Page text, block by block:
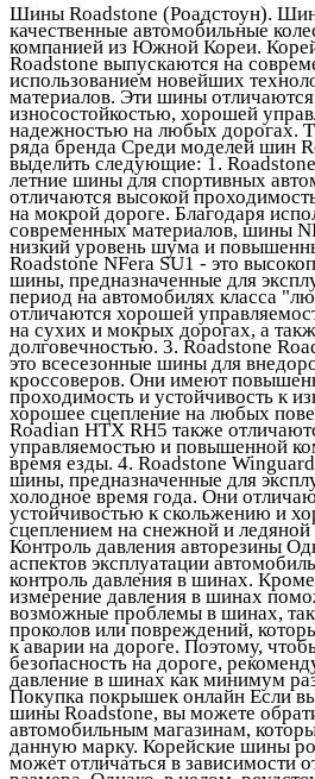
Шины Roadstone (Роадстоун).
качественные автомобильные
компанией из Южной Кореи.
Roadstone выпускаются на
использованием новейших
материалов. Эти шины
износостойкостью, хорошей
надежностью на любых дорогах.
ряда бренда Среди моделей шин
выделить следующие: 1.
летние шины для спортивных
отличаются высокой
на мокрой дороге. Благодаря
современных материалов, шины
низкий уровень шума и
Roadstone NFera SU1 - это
шины, предназначенные для
период на автомобилях класса
отличаются хорошей
на сухих и мокрых дорогах, а
долговечностью. 3. Roadstone
это всесезонные шины для
кроссоверов. Они имеют
проходимость и устойчивость к
хорошее сцепление на любых
Roadian HTX RH5 также
управляемостью и повышенной
время езды. 4. Roadstone
шины, предназначенные для
холодное время года. Они
устойчивостью к скольжению и
сцеплением на снежной и ледяной
Контроль давления авторезины
аспектов эксплуатации
контроль давления в шинах.
измерение давления в шинах
возможные проблемы в шинах,
проколов или повреждений,
к аварии на дороге. Поэтому,
безопасность на дороге,
давление в шинах как минимум
Покупка покрышек онлайн Если
шины Roadstone, вы можете
автомобильным магазинам,
данную марку. Корейские шины
может отличаться в зависимости